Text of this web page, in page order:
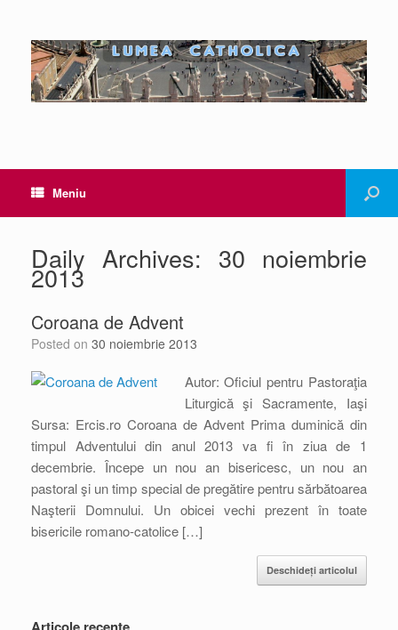
Meniu
Daily Archives: 30 noiembrie
2013
Coroana de Advent
Posted on 30 noiembrie 2013
Autor: Oficiul pentru Pastoraţia
Liturgică şi Sacramente, Iaşi
Sursa: Ercis.ro Coroana de Advent Prima duminică din
timpul Adventului din anul 2013 va fi în ziua de 1
decembrie. Începe un nou an bisericesc, un nou an
pastoral şi un timp special de pregătire pentru sărbătoarea
Naşterii Domnului. Un obicei vechi prezent în toate
bisericile romano-catolice […]
Deschideți articolul